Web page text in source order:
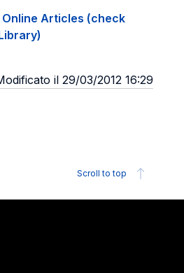
Online Articles (check
il 29/03/2012 16:29
Scroll to top